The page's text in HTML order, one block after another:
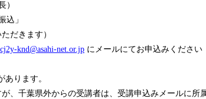
）
込」
だきます）
cj2y-knd@asahi-net.or.jp にメールにてお申込みください
ります。
、千葉県外からの受講者は、受講申込みメールに所